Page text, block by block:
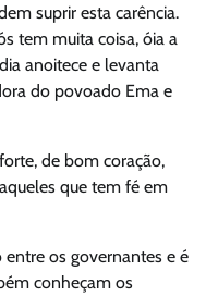
suprir esta carência.
tem muita coisa, óia a
anoitece e levanta
do povoado Ema e
de bom coração,
que tem fé em
entre os governantes e é
conheçam os